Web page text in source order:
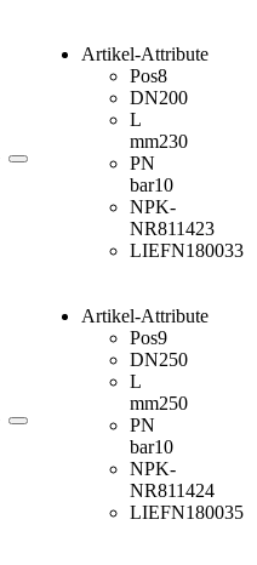
Artikel-Attribute
Pos8
DN200
L
mm230
PN
bar10
NPK-
NR811423
LIEFN180033
Artikel-Attribute
Pos9
DN250
L
mm250
PN
bar10
NPK-
NR811424
LIEFN180035